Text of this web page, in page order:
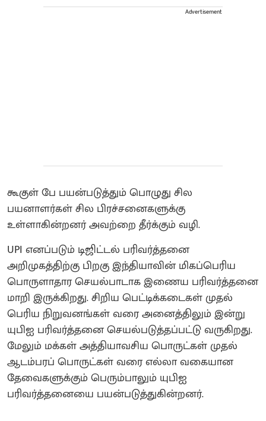
Advertisement
கூகுள் பே பயன்படுத்தும் பொழுது சில
பயனாளர்கள் சில பிரச்சனைகளுக்கு
உள்ளாகின்றனர் அவற்றை தீர்க்கும் வழி.
UPI எனப்படும் டிஜிட்டல் பரிவர்த்தனை
அறிமுகத்திற்கு பிறகு இந்தியாவின் மிகப்பெரிய
பொருளாதார செயல்பாடாக இணைய பரிவர்த்தனை
மாறி இருக்கிறது. சிறிய பெட்டிக்கடைகள் முதல்
பெரிய நிறுவனங்கள் வரை அனைத்திலும் இன்று
யுபிஐ பரிவர்த்தனை செயல்படுத்தப்பட்டு வருகிறது.
மேலும் மக்கள் அத்தியாவசிய பொருட்கள் முதல்
ஆடம்பரப் பொருட்கள் வரை எல்லா வகையான
தேவைகளுக்கும் பெரும்பாலும் யுபிஐ
பரிவர்த்தனையை பயன்படுத்துகின்றனர்.